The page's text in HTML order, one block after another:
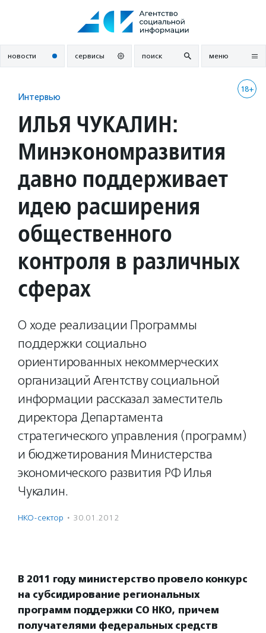
новости сервисы поиск меню
18+
Интервью
ИЛЬЯ ЧУКАЛИН:
Минэкономразвития
давно поддерживает
идею расширения
общественного
контроля в различных
сферах
О ходе реализации Программы
поддержки социально
ориентированных некоммерческих
организаций Агентству социальной
информации рассказал заместитель
директора Департамента
стратегического управления (программ)
и бюджетирования Министерства
экономического развития РФ Илья
Чукалин.
НКО-сектор · 30.01.2012
В 2011 году министерство провело конкурс
на субсидирование региональных
программ поддержки СО НКО, причем
получателями федеральных средств